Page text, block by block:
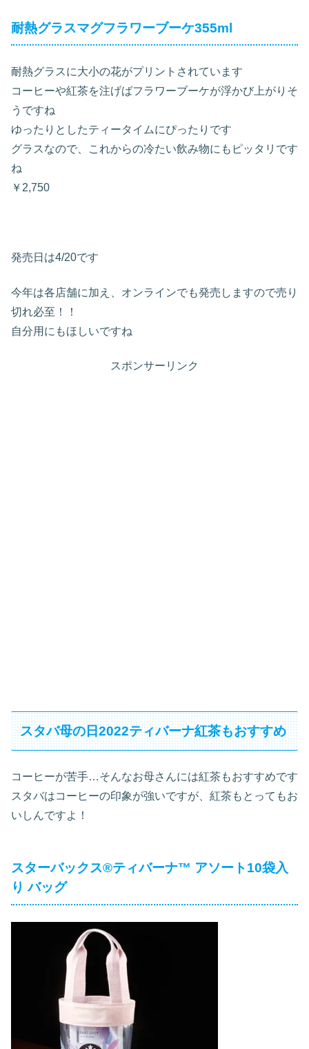
耐熱グラスマグフラワーブーケ355ml
耐熱グラスに大小の花がプリントされています
コーヒーや紅茶を注げばフラワーブーケが浮かび上がりそ
うですね
ゆったりとしたティータイムにぴったりです
グラスなので、これからの冷たい飲み物にもピッタリです
ね
￥2,750
発売日は4/20です
今年は各店舗に加え、オンラインでも発売しますので売り
切れ必至！！
自分用にもほしいですね
スポンサーリンク
スタバ母の日2022ティバーナ紅茶もおすすめ
コーヒーが苦手…そんなお母さんには紅茶もおすすめです
スタバはコーヒーの印象が強いですが、紅茶もとってもお
いしんですよ！
スターバックス®ティバーナ™ アソート10袋入
り バッグ